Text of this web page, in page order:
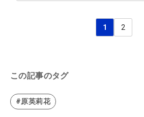
1 2
この記事のタグ
#原英莉花